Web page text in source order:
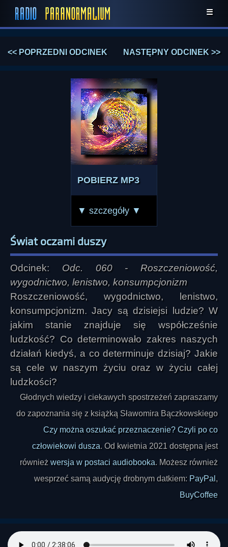
☰
<< POPRZEDNI ODCINEK NASTĘPNY ODCINEK >>
POBIERZ MP3
▼ szczegóły ▼
Świat oczami duszy
Odcinek: Odc. 060 - Roszczeniowość,
wygodnictwo, lenistwo, konsumpcjonizm
Roszczeniowość, wygodnictwo, lenistwo,
konsumpcjonizm. Jacy są dzisiejsi ludzie? W
jakim stanie znajduje się współcześnie
ludzkość? Co determinowało zakres naszych
działań kiedyś, a co determinuje dzisiaj? Jakie
są cele w naszym życiu oraz w życiu całej
ludzkości?
Głodnych wiedzy i ciekawych spostrzeżeń zapraszamy
do zapoznania się z książką Sławomira Bączkowskiego
Czy można oszukać przeznaczenie? Czyli po co
człowiekowi dusza. Od kwietnia 2021 dostępna jest
również wersja w postaci audiobooka. Możesz również
wesprzeć samą audycję drobnym datkiem: PayPal ,
BuyCoffee